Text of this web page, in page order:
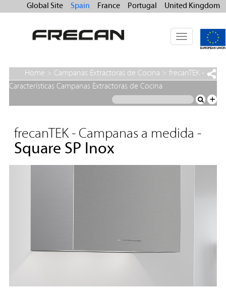
Global Site Spain France Portugal United Kingdom
Toggle
navigation
Home > Campanas Extractoras de Cocina >frecanTEK -
Campanas a medida>
Características Campanas Extractoras de Cocina
+
frecanTEK - Campanas a medida -
Square SP Inox